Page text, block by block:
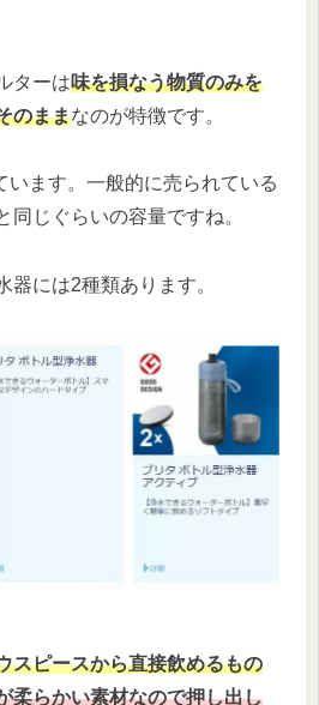
ターは味を損なう物質のみを
のままなのが特徴です。
います。一般的に売られている
同じぐらいの容量ですね。
器には2種類あります。
スピースから直接飲めるもの
柔らかい素材なので押し出し